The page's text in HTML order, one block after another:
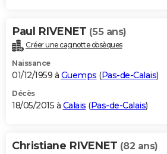
Paul RIVENET (55 ans)
Créer une cagnotte obsèques
Naissance
01/12/1959 à Guemps (Pas-de-Calais)
Décès
18/05/2015 à Calais (Pas-de-Calais)
Christiane RIVENET (82 ans)